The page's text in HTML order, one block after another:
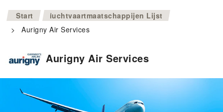
Start >
luchtvaartmaatschappijen Lijst
>
Aurigny Air Services
Aurigny Air Services